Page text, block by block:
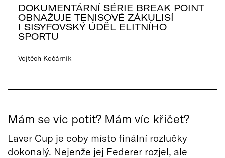
DOKUMENTÁRNÍ SÉRIE BREAK POINT
OBNAŽUJE TENISOVÉ ZÁKULISÍ
I SISYFOVSKÝ ÚDĚL ELITNÍHO
SPORTU
Vojtěch Kočárník
Mám se víc potit? Mám víc křičet?
Laver Cup je coby místo finální rozlučky
dokonalý. Nejenže jej Federer rozjel, ale